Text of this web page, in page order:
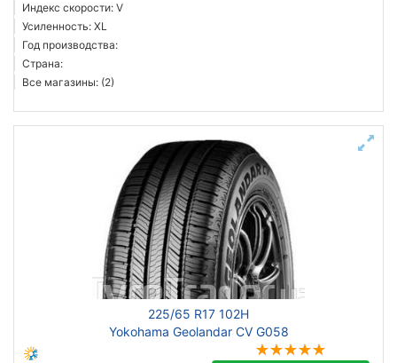
Индекс скорости: V
Усиленность: XL
Год производства:
Страна:
Все магазины: (2)
225/65 R17 102H
Yokohama Geolandar CV G058